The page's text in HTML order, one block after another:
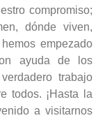
compromiso;
dónde viven,
empezado
ayuda de los
trabajo
todos. ¡Hasta la
a visitarnos